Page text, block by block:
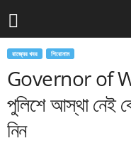
রাজ্যের খবর শিরোনাম
Governor of
পুলিশে আস্থা নেই
নিন